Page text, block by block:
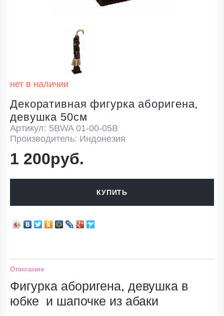
нет в наличии
Декоративная фигурка аборигена,
девушка 50см
Артикул: 5BWA 01-00-05B
Производитель: Индонезия
1 200руб.
КУПИТЬ
Описание
Фигурка аборигена, девушка в
юбке и шапочке из абаки